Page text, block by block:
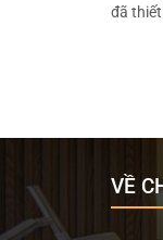
đã
VỀ